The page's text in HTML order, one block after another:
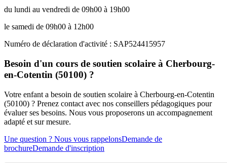
du lundi au vendredi de 09h00 à 19h00
le samedi de 09h00 à 12h00
Numéro de déclaration d'activité : SAP524415957
Besoin d'un cours de soutien scolaire à Cherbourg-
en-Cotentin (50100) ?
Votre enfant a besoin de soutien scolaire à Cherbourg-en-Cotentin
(50100) ? Prenez contact avec nos conseillers pédagogiques pour
évaluer ses besoins. Nous vous proposerons un accompagnement
adapté et sur mesure.
Une question ? Nous vous rappelonsDemande de
brochureDemande d'inscription